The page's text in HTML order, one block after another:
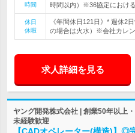
時間
時間以内）※36協定におけ
休日
休暇
《年間休日121日》* 週休
の場合は火水）※会社カレ
求人詳細を見る
ヤング開発株式会社 | 創業50年以上
未経験歓迎